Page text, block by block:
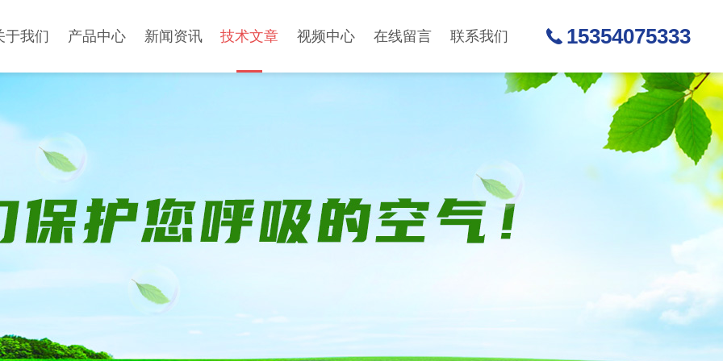
于我们 产品中心 新闻资讯 技术文章 视频中心 在线留言 联系我们 15354075333